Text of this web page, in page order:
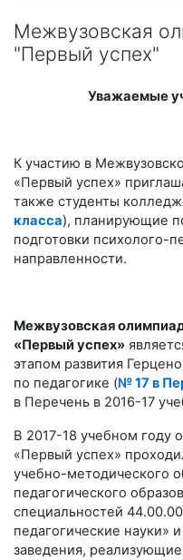
Межвузовская
"Первый успех"
Уважаемые
К участию в
«Первый успех»
также студенты
класса), планирующие
подготовки психолого-
направленности.
Межвузовская
«Первый успех»
этапом развития
по педагогике (№ 17 в
в Перечень в 2016-17
В 2017-18 учебном году
«Первый успех»
учебно-методического
педагогического
специальностей
педагогические науки»
заведения,